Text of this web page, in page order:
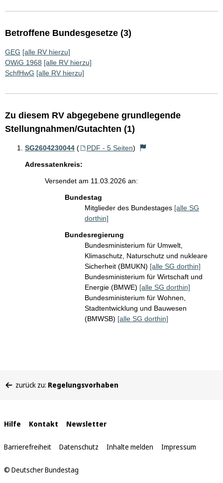
Betroffene Bundesgesetze (3)
GEG [alle RV hierzu]
OWiG 1968 [alle RV hierzu]
SchfHwG [alle RV hierzu]
Zu diesem RV abgegebene grundlegende
Stellungnahmen/Gutachten (1)
SG2604230044 ( PDF - 5 Seiten)
Adressatenkreis:
Versendet am 11.03.2026 an:
Bundestag
Mitglieder des Bundestages [alle SG
dorthin]
Bundesregierung
Bundesministerium für Umwelt,
Klimaschutz, Naturschutz und nukleare
Sicherheit (BMUKN) [alle SG dorthin]
Bundesministerium für Wirtschaft und
Energie (BMWE) [alle SG dorthin]
Bundesministerium für Wohnen,
Stadtentwicklung und Bauwesen
(BMWSB) [alle SG dorthin]
befinden
zurück zu: Regelungsvorhaben
Interne
Links
Hilfe Kontakt Newsletter
Barrierefreiheit Datenschutz Inhalte melden Impressum
© Deutscher Bundestag